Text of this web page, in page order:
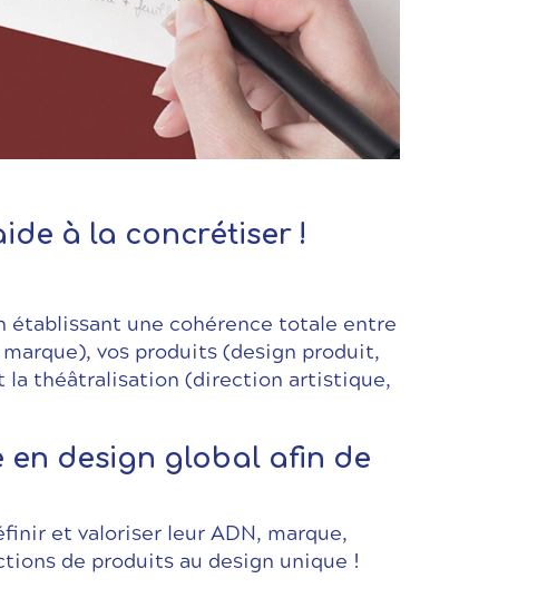
à la concrétiser !
établissant une cohérence totale entre
vos produits (design produit,
la théâtralisation (direction artistique,
en design global afin de
et valoriser leur ADN, marque,
de produits au design unique !